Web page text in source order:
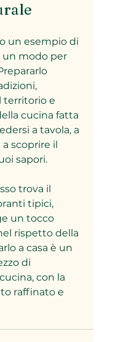
un esempio di
un modo per
territorio e
cucina fatta
a tavola, a
scoprire il
sapori.
trova il
tipici,
un tocco
rispetto della
a casa è un
di
con la
raffinato e